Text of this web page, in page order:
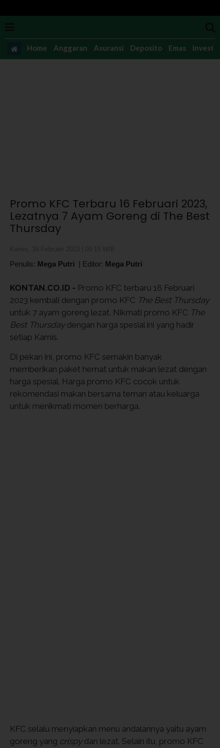
Home Anggaran Asuransi Deposito Emas
Promo KFC Terbaru 16 Februari 2023,
Lezatnya 7 Ayam Goreng di The Best
Thursday
Penulis: Mega Putri | Editor: Mega Putri
KONTAN.CO.ID - Promo KFC terbaru 16 Februari
2023 kembali dengan promo KFC The Best Thursday
untuk 7 ayam goreng lezat. Nikmati promo KFC The
Best Thursdaydengan harga spesial ini yang hadir
setiap Kamis.
Di pekan ini, promo KFC semakin banyak
memberikan paket hemat untuk makan lezat dengan
harga spesial. Harga promo KFC cocok untuk
rekomendasi makan bersama teman atau keluarga
untuk menikmati momen berharga.
KFC selalu menyiapkan menu andalannya yaitu ayam
goreng yang crispydan lezat. Selain itu, promo KFC